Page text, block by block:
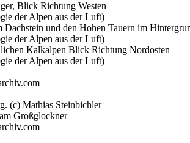
Blick Richtung Westen
der Alpen aus der Luft)
Dachstein und den Hohen Tauern im
der Alpen aus der Luft)
Kalkalpen Blick Richtung Nordosten
der Alpen aus der Luft)
(c) Mathias Steinbichler
Großglockner